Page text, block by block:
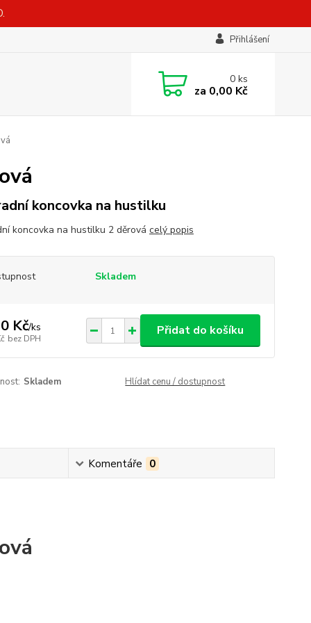
Přihlášení
0ks
za 0,00 Kč
koncovka na hustilku
koncovka na hustilku 2 děrová celý popis
Skladem
Kč/ks
bez DPH
Přidat do košíku
Skladem Hlídat cenu / dostupnost
Komentáře 0